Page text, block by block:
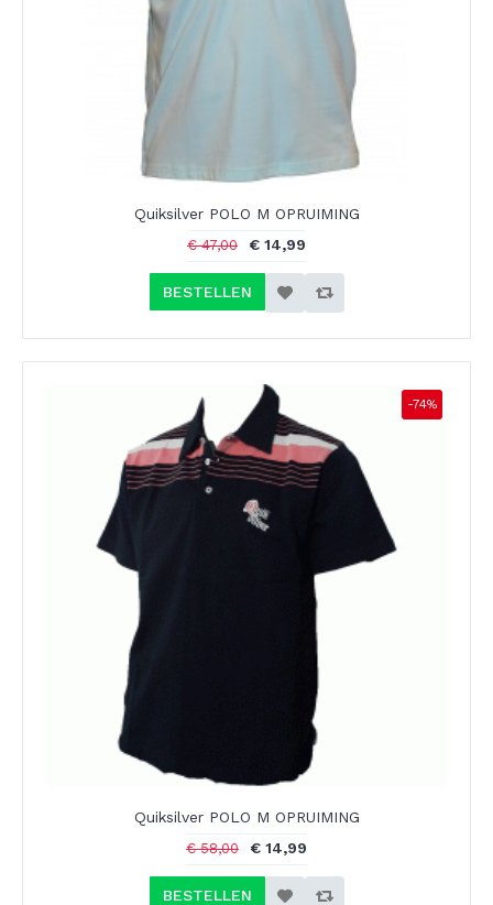
Quiksilver POLO M OPRUIMING
€ 47,00 € 14,99
BESTELLEN
-74%
Quiksilver POLO M OPRUIMING
€ 58,00 € 14,99
BESTELLEN